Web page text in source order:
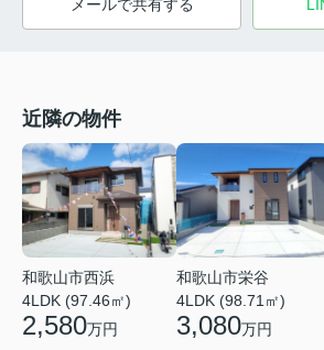
メールで共有する
近隣の物件
和歌山市西浜
4LDK (97.46㎡)
2,580万円
和歌山市栄谷
4LDK (98.71㎡)
3,080万円